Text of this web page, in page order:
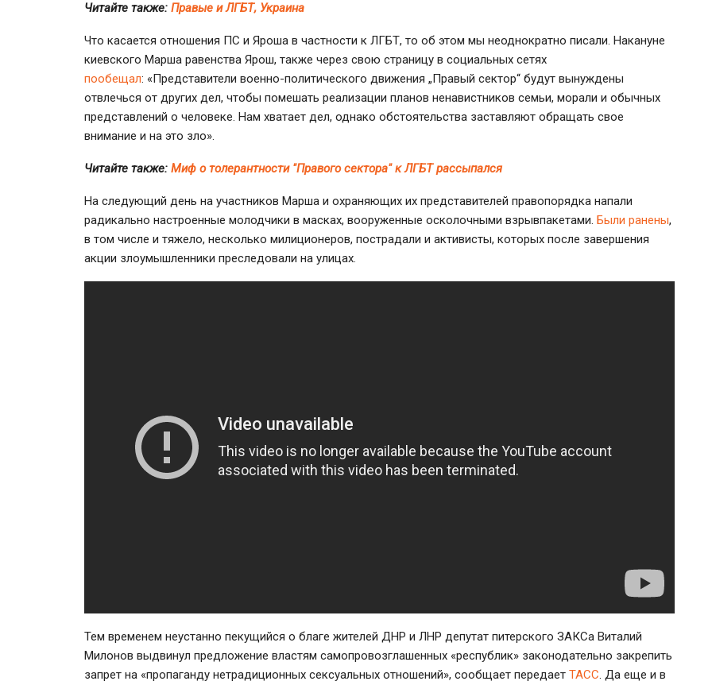
Читайте также: Правые и ЛГБТ, Украина
Что касается отношения ПС и Яроша в частности к ЛГБТ, то об этом мы неоднократно писали. Накануне
киевского Марша равенства Ярош, также через свою страницу в социальных сетях
пообещал: «Представители военно-политического движения „Правый сектор“ будут вынуждены
отвлечься от других дел, чтобы помешать реализации планов ненавистников семьи, морали и обычных
представлений о человеке. Нам хватает дел, однако обстоятельства заставляют обращать свое
внимание и на это зло».
Читайте также: Миф о толерантности "Правого сектора" к ЛГБТ рассыпался
На следующий день на участников Марша и охраняющих их представителей правопорядка напали
радикально настроенные молодчики в масках, вооруженные осколочными взрывпакетами. Были ранены,
в том числе и тяжело, несколько милиционеров, пострадали и активисты, которых после завершения
акции злоумышленники преследовали на улицах.
Тем временем неустанно пекущийся о благе жителей ДНР и ЛНР депутат питерского ЗАКСа Виталий
Милонов выдвинул предложение властям самопровозглашенных «республик» законодательно закрепить
запрет на «пропаганду нетрадиционных сексуальных отношений», сообщает передает ТАСС. Да еще и в